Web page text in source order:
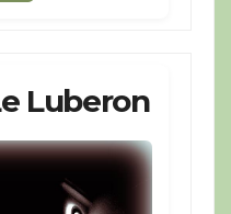
Luberon